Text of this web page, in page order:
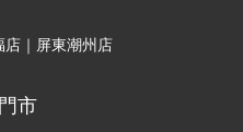
店｜屏東潮州店
市